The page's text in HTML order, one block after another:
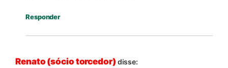
Responder
Renato (sócio torcedor) disse: